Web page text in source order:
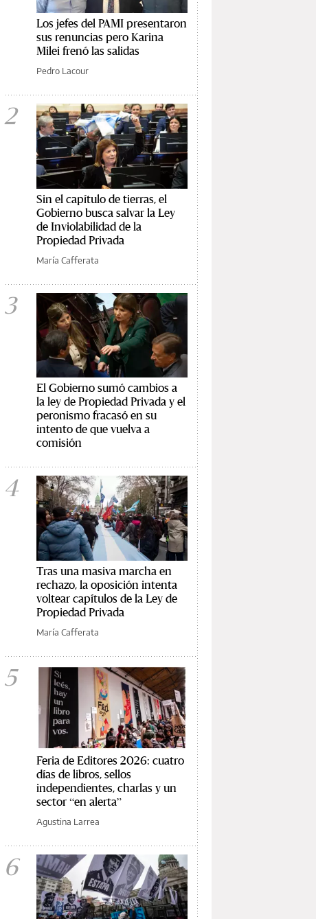
Los jefes del PAMI presentaron
sus renuncias pero Karina
Milei frenó las salidas
Pedro Lacour
2
Sin el capítulo de tierras, el
Gobierno busca salvar la Ley
de Inviolabilidad de la
Propiedad Privada
María Cafferata
3
El Gobierno sumó cambios a
la ley de Propiedad Privada y el
peronismo fracasó en su
intento de que vuelva a
comisión
4
Tras una masiva marcha en
rechazo, la oposición intenta
voltear capítulos de la Ley de
Propiedad Privada
María Cafferata
5
Feria de Editores 2026: cuatro
días de libros, sellos
independientes, charlas y un
sector “en alerta”
Agustina Larrea
6